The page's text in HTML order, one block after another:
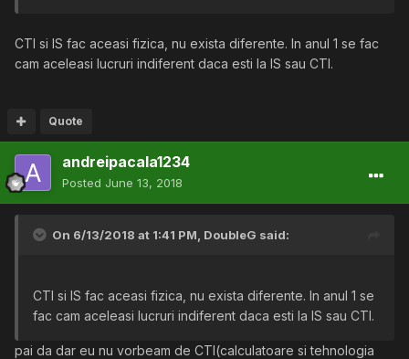
CTI si IS fac aceasi fizica, nu exista diferente. In anul 1 se fac
cam aceleasi lucruri indiferent daca esti la IS sau CTI.
Quote
andreipacala1234
Posted June 13, 2018
On 6/13/2018 at 1:41 PM, DoubleG said:
CTI si IS fac aceasi fizica, nu exista diferente. In anul 1 se
fac cam aceleasi lucruri indiferent daca esti la IS sau CTI.
pai da dar eu nu vorbeam de CTI(calculatoare si tehnologia